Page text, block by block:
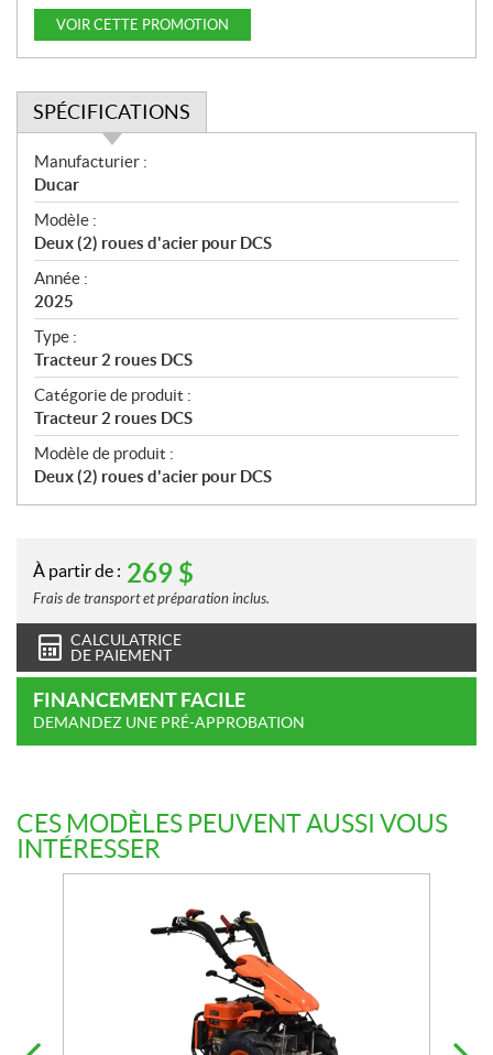
VOIR CETTE PROMOTION
SPÉCIFICATIONS
S
p
é
c
i
f
i
c
a
t
i
o
n
s
Manufacturier :
Ducar
Modèle :
Deux (2) roues d'acier pour DCS
Année :
2025
Type :
Tracteur 2 roues DCS
Catégorie de produit :
Tracteur 2 roues DCS
Modèle de produit :
Deux (2) roues d'acier pour DCS
À partir de : 269 $
Frais de transport et préparation inclus.
CALCULATRICE
DE PAIEMENT
FINANCEMENT FACILE
DEMANDEZ UNE PRÉ-APPROBATION
CES MODÈLES PEUVENT AUSSI VOUS
INTÉRESSER